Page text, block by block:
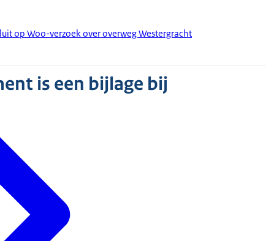
op Woo-verzoek over overweg Westergracht
is een bijlage bij